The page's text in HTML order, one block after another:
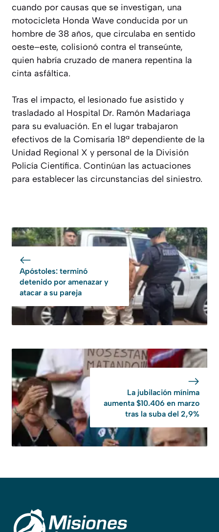
cuando por causas que se investigan, una
motocicleta Honda Wave conducida por un
hombre de 38 años, que circulaba en sentido
oeste–este, colisionó contra el transeúnte,
quien habría cruzado de manera repentina la
cinta asfáltica.
Tras el impacto, el lesionado fue asistido y
trasladado al Hospital Dr. Ramón Madariaga
para su evaluación. En el lugar trabajaron
efectivos de la Comisaría 18ª dependiente de la
Unidad Regional X y personal de la División
Policía Científica. Continúan las actuaciones
para establecer las circunstancias del siniestro.
Apóstoles: terminó
detenido por amenazar y
atacar a su pareja
La jubilación mínima
aumenta $10.406 en marzo
tras la suba del 2,9%